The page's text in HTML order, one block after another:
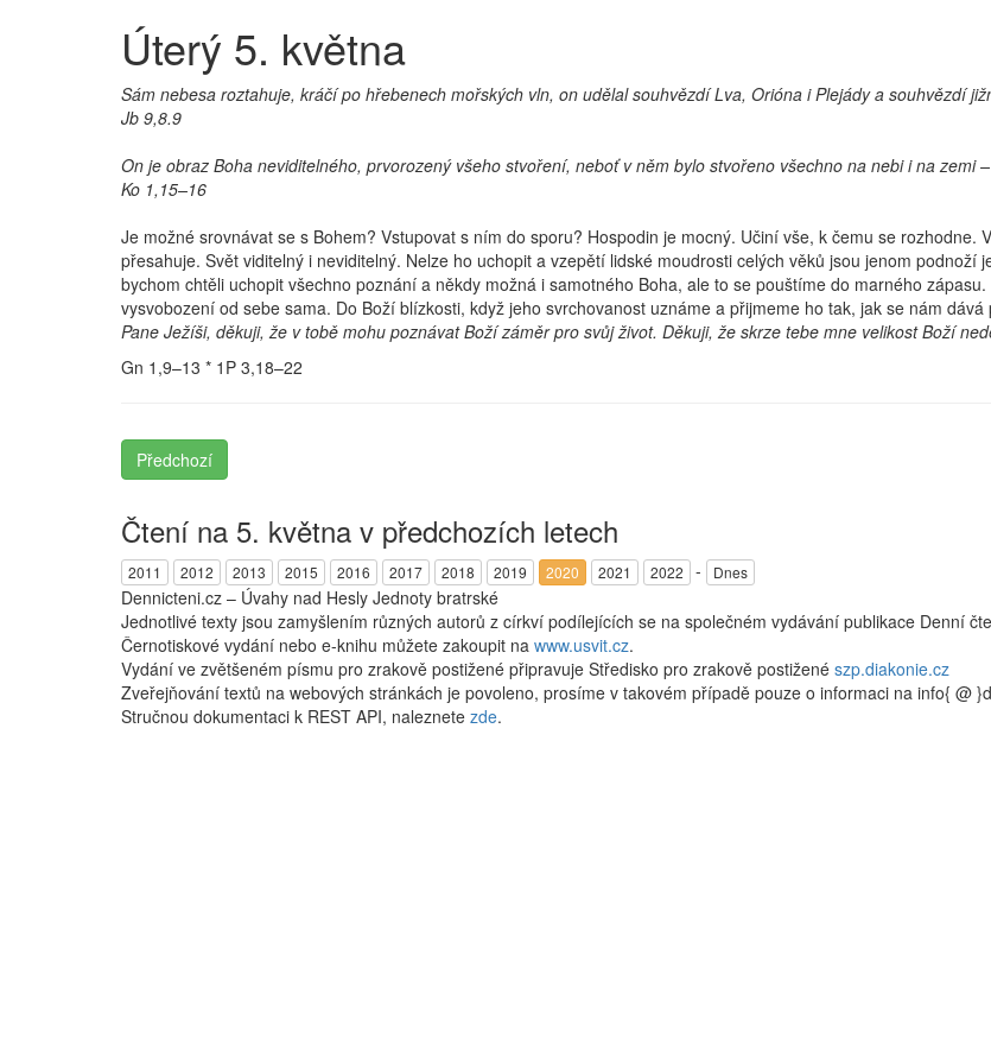
Úterý 5. května
Sám nebesa roztahuje, kráčí po hřebenech mořských vln, on udělal souhvězdí Lva, Orióna i Plejády a souhvězdí
Jb 9,8.9
On je obraz Boha neviditelného, prvorozený všeho stvoření, neboť v něm bylo stvořeno všechno na nebi i na zemi
Ko 1,15–16
Je možné srovnávat se s Bohem? Vstupovat s ním do sporu? Hospodin je mocný. Učiní vše, k čemu se rozhodne.
přesahuje. Svět viditelný i neviditelný. Nelze ho uchopit a vzepětí lidské moudrosti celých věků jsou jenom
bychom chtěli uchopit všechno poznání a někdy možná i samotného Boha, ale to se pouštíme do marného
vysvobození od sebe sama. Do Boží blízkosti, když jeho svrchovanost uznáme a přijmeme ho tak, jak se nám dává
Pane Ježíši, děkuji, že v tobě mohu poznávat Boží záměr pro svůj život. Děkuji, že skrze tebe mne velikost Boží
Gn 1,9–13 * 1P 3,18–22
Předchozí
Čtení na 5. května v předchozích letech
2011 2012 2013 2015 2016 2017 2018 2019 2020 2021 2022 - Dnes
Dennicteni.cz – Úvahy nad Hesly Jednoty bratrské
Jednotlivé texty jsou zamyšlením různých autorů z církví podílejících se na společném vydávání publikace Denní
Černotiskové vydání nebo e-knihu můžete zakoupit na www.usvit.cz.
Vydání ve zvětšeném písmu pro zrakově postižené připravuje Středisko pro zrakově postižené szp.diakonie.cz
Zveřejňování textů na webových stránkách je povoleno, prosíme v takovém případě pouze o informaci na info{ @
Stručnou dokumentaci k REST API, naleznete zde.